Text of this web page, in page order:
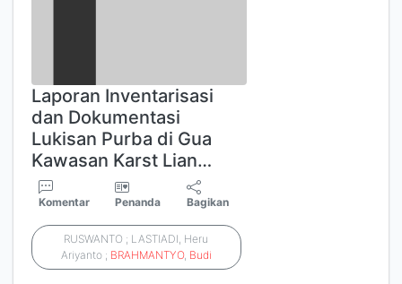
Laporan Inventarisasi
dan Dokumentasi
Lukisan Purba di Gua
Kawasan Karst Lian…
Komentar Penanda Bagikan
RUSWANTO ; LASTIADI, Heru
Ariyanto ; BRAHMANTYO, Budi